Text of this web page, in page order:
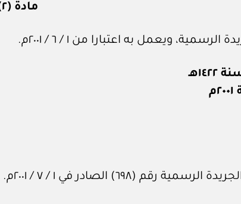
مادة (٢)
ويعمل به اعتبارا من ١ / ٦ / ٢٠٠١م.
(٦٩٨) الصادر في ١ / ٧ / ٢٠٠١م.